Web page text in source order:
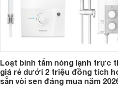
Loạt bình tắm nóng lạnh trực
giá rẻ dưới 2 triệu đồng tích
sẵn vòi sen đáng mua năm